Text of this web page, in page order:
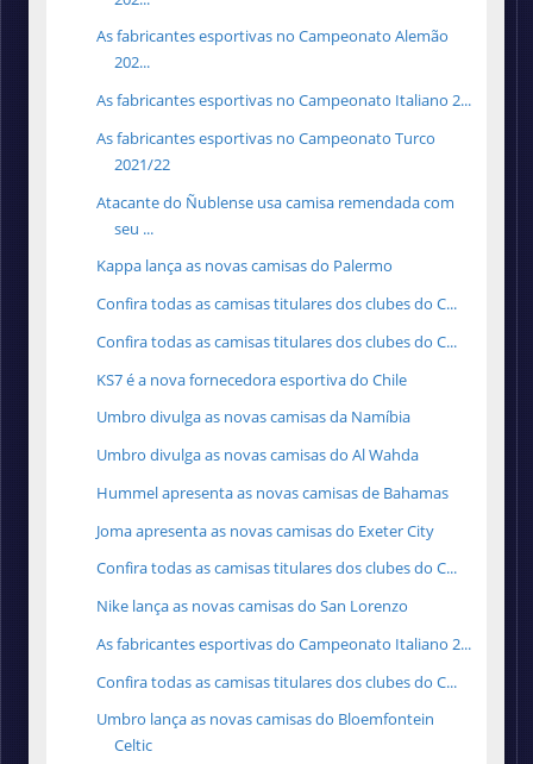
As fabricantes esportivas no Campeonato Alemão
202...
As fabricantes esportivas no Campeonato Italiano 2...
As fabricantes esportivas no Campeonato Turco
2021/22
Atacante do Ñublense usa camisa remendada com
seu ...
Kappa lança as novas camisas do Palermo
Confira todas as camisas titulares dos clubes do C...
Confira todas as camisas titulares dos clubes do C...
KS7 é a nova fornecedora esportiva do Chile
Umbro divulga as novas camisas da Namíbia
Umbro divulga as novas camisas do Al Wahda
Hummel apresenta as novas camisas de Bahamas
Joma apresenta as novas camisas do Exeter City
Confira todas as camisas titulares dos clubes do C...
Nike lança as novas camisas do San Lorenzo
As fabricantes esportivas do Campeonato Italiano 2...
Confira todas as camisas titulares dos clubes do C...
Umbro lança as novas camisas do Bloemfontein
Celtic